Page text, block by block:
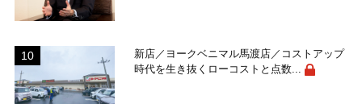
新店／ヨークベニマル馬渡店／コストアップ
時代を生き抜くローコストと点数...